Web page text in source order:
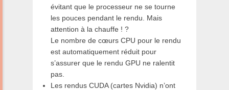
évitant que le processeur ne se tourne
les pouces pendant le rendu. Mais
attention à la chauffe ! ?
Le nombre de cœurs CPU pour le rendu
est automatiquement réduit pour
s’assurer que le rendu GPU ne ralentit
pas.
Les rendus CUDA (cartes Nvidia) n’ont